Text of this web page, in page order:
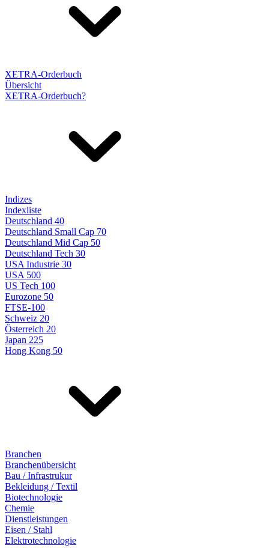
XETRA-Orderbuch
Übersicht
XETRA-Orderbuch?
Indizes
Indexliste
Deutschland 40
Deutschland Small Cap 70
Deutschland Mid Cap 50
Deutschland Tech 30
USA Industrie 30
USA 500
US Tech 100
Eurozone 50
FTSE-100
Schweiz 20
Österreich 20
Japan 225
Hong Kong 50
Branchen
Branchenübersicht
Bau / Infrastrukur
Bekleidung / Textil
Biotechnologie
Chemie
Dienstleistungen
Eisen / Stahl
Elektrotechnologie